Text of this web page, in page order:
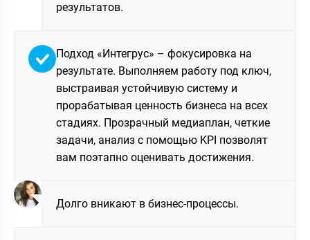
результатов.
Подход «Интегрус» – фокусировка на
результате. Выполняем работу под ключ,
выстраивая устойчивую систему и
прорабатывая ценность бизнеса на всех
стадиях. Прозрачный медиаплан, четкие
задачи, анализ с помощью KPI позволят
вам поэтапно оценивать достижения.
Долго вникают в бизнес-процессы.